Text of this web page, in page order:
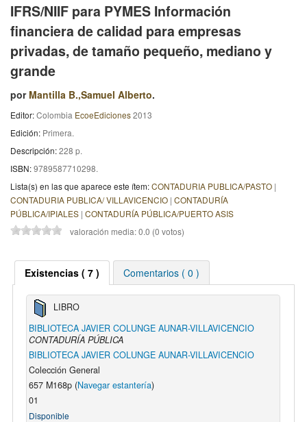
IFRS/NIIF para PYMES Información
financiera de calidad para empresas
privadas, de tamaño pequeño, mediano y
grande
por Mantilla B.,Samuel Alberto.
Editor:Colombia EcoeEdiciones2013
Edición: Primera.
Descripción:228 p.
ISBN:9789587710298.
Lista(s) en las que aparece este ítem:CONTADURIA PUBLICA/PASTO |
CONTADURIA PUBLICA/ VILLAVICENCIO | CONTADURÍA
PÚBLICA/IPIALES | CONTADURÍA PÚBLICA/PUERTO ASIS
valoración media: 0.0 (0 votos)
Existencias ( 7 ) Comentarios ( 0 )
LIBRO
BIBLIOTECA JAVIER COLUNGE AUNAR-VILLAVICENCIO
CONTADURÍA PÚBLICA
BIBLIOTECA JAVIER COLUNGE AUNAR-VILLAVICENCIO
Colección General
657 M168p (Navegar estantería)
01
Disponible